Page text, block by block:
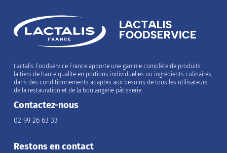
Lactalis Foodservice France apporte une gamme complète de produits
laitiers de haute qualité en portions individuelles ou ingrédients culinaires,
dans des conditionnements adaptés aux besoins de tous les utilisateurs
de la restauration et de la boulangerie pâtisserie.
Contactez-nous
02 99 26 63 33
Restons en contact